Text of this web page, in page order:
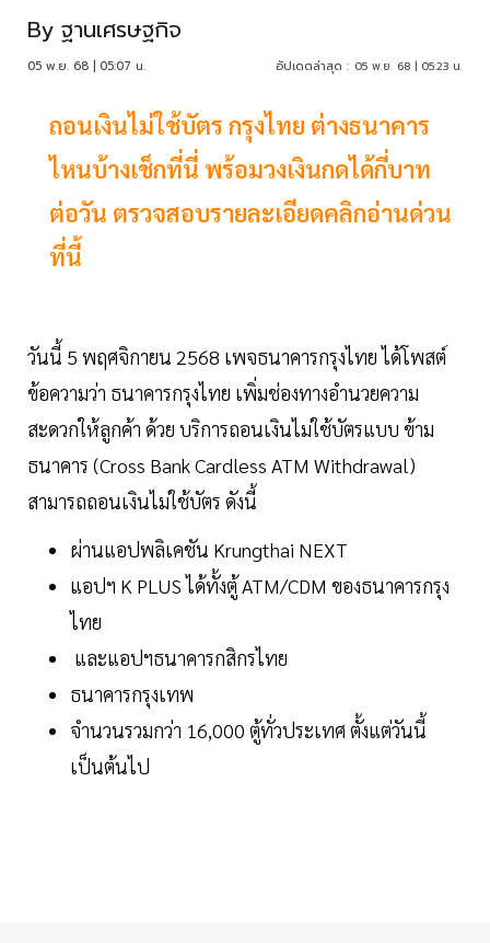
By ฐานเศรษฐกิจ
05 พ.ย. 68 | 05:07 น. อัปเดตล่าสุด : 05 พ.ย. 68 | 05:23 น.
ถอนเงินไม่ใช้บัตร กรุงไทย ต่างธนาคาร
ไหนบ้างเช็กที่นี่ พร้อมวงเงินกดได้กี่บาท
ต่อวัน ตรวจสอบรายละเอียดคลิกอ่านด่วน
ที่นี้
วันนี้ 5 พฤศจิกายน 2568 เพจธนาคารกรุงไทย ได้โพสต์
ข้อความว่า ธนาคารกรุงไทย เพิ่มช่องทางอำนวยความ
สะดวกให้ลูกค้า ด้วย บริการถอนเงินไม่ใช้บัตรแบบ ข้าม
ธนาคาร (Cross Bank Cardless ATM Withdrawal)
สามารถถอนเงินไม่ใช้บัตร ดังนี้
ผ่านแอปพลิเคชัน Krungthai NEXT
แอปฯ K PLUS ได้ทั้งตู้ ATM/CDM ของธนาคารกรุง
ไทย
และแอปฯธนาคารกสิกรไทย
ธนาคารกรุงเทพ
จำนวนรวมกว่า 16,000 ตู้ทั่วประเทศ ตั้งแต่วันนี้
เป็นต้นไป